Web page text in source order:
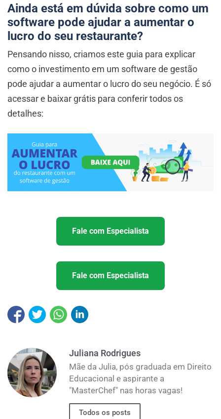
Ainda está em dúvida sobre como um
software pode ajudar a aumentar o
lucro do seu restaurante?
Pensando nisso, criamos este guia para explicar
como o investimento em um software de gestão
pode ajudar a aumentar o lucro do seu negócio. É só
acessar e baixar grátis para conferir todos os
detalhes:
Fale com Especialista
Fale com Especialista
Juliana Rodrigues
Mãe da Julia, pós graduada em Direito
Educacional e aspirante a
"MasterChef" nas horas vagas!
Todos os posts